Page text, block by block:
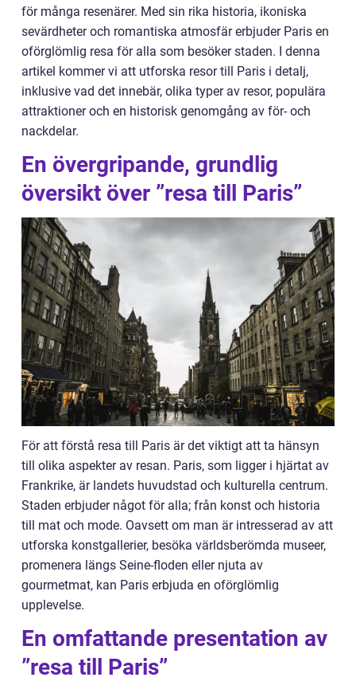
för många resenärer. Med sin rika historia, ikoniska
sevärdheter och romantiska atmosfär erbjuder Paris en
oförglömlig resa för alla som besöker staden. I denna
artikel kommer vi att utforska resor till Paris i detalj,
inklusive vad det innebär, olika typer av resor, populära
attraktioner och en historisk genomgång av för- och
nackdelar.
En övergripande, grundlig
översikt över ”resa till Paris”
För att förstå resa till Paris är det viktigt att ta hänsyn
till olika aspekter av resan. Paris, som ligger i hjärtat av
Frankrike, är landets huvudstad och kulturella centrum.
Staden erbjuder något för alla; från konst och historia
till mat och mode. Oavsett om man är intresserad av att
utforska konstgallerier, besöka världsberömda museer,
promenera längs Seine-floden eller njuta av
gourmetmat, kan Paris erbjuda en oförglömlig
upplevelse.
En omfattande presentation av
”resa till Paris”